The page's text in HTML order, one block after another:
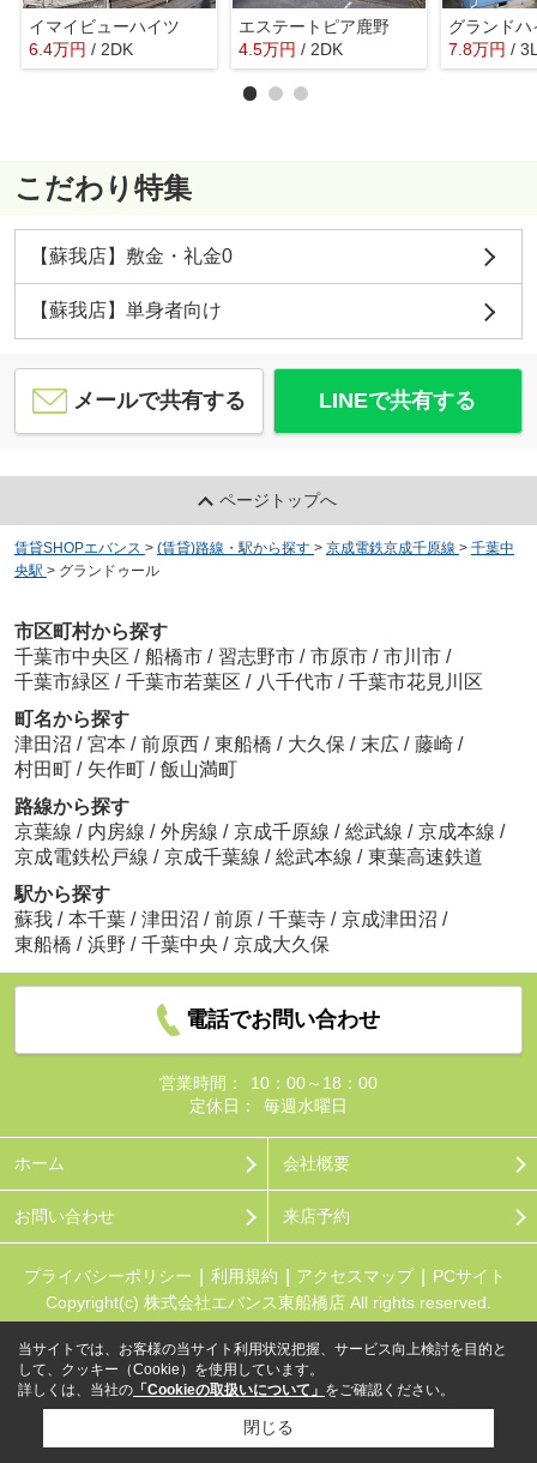
イマイビューハイツ
6.4万円 / 2DK
エステートピア鹿野
4.5万円 / 2DK
グランド
7.8万円 /
こだわり特集
【蘇我店】敷金・礼金0
【蘇我店】単身者向け
メールで共有する LINEで共有する
ページトップへ
賃貸SHOPエバンス > (賃貸)路線・駅から探す > 京成電鉄京成千原線 > 千葉中
央駅 > グランドゥール
市区町村から探す
千葉市中央区 / 船橋市 / 習志野市 / 市原市 / 市川市 /
千葉市緑区 / 千葉市若葉区 / 八千代市 / 千葉市花見川区
町名から探す
津田沼 / 宮本 / 前原西 / 東船橋 / 大久保 / 末広 / 藤崎 /
村田町 / 矢作町 / 飯山満町
路線から探す
京葉線 / 内房線 / 外房線 / 京成千原線 / 総武線 / 京成本線 /
京成電鉄松戸線 / 京成千葉線 / 総武本線 / 東葉高速鉄道
駅から探す
蘇我 / 本千葉 / 津田沼 / 前原 / 千葉寺 / 京成津田沼 /
東船橋 / 浜野 / 千葉中央 / 京成大久保
電話でお問い合わせ
営業時間：
10：00～18：00
定休日：
毎週水曜日
ホーム 会社概要
お問い合わせ 来店予約
プライバシーポリシー 利用規約 アクセスマップ
PCサイト
Copyright(c) 株式会社エバンス東船橋店 All rights reserved.
当サイトでは、お客様の当サイト利用状況把握、サービス向上検討を目的と
して、クッキー（Cookie）を使用しています。
詳しくは、当社の 「Cookieの取扱いについて」 をご確認ください。
閉じる